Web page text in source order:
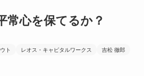
常心を保てるか？
ト レオス・キャピタルワークス
吉松 徹郎